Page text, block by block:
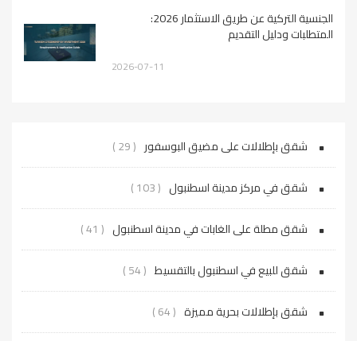
الجنسية التركية عن طريق الاستثمار 2026:
المتطلبات ودليل التقديم
2026-07-11
شقق بإطلالات على مضيق البوسفور ( 29 )
شقق في مركز مدينة اسطنبول ( 103 )
شقق مطلة على الغابات في مدينة اسطنبول ( 41 )
شقق للبيع في اسطنبول بالتقسيط ( 54 )
شقق بإطلالات بحرية مميزة ( 64 )